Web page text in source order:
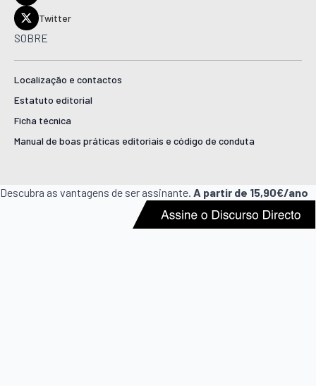
Twitter
SOBRE
Localização e contactos
Estatuto editorial
Ficha técnica
Manual de boas práticas editoriais e código de conduta
Descubra as vantagens de ser assinante. A partir de 15,90€/ano